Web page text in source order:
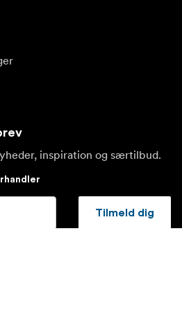
inspiration og særtilbud.
Tilmeld dig